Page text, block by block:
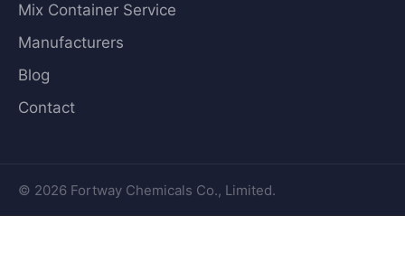
Mix Container Service
Manufacturers
Blog
Contact
© 2026 Fortway Chemicals Co., Limited.